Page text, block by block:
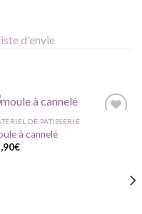
d'envie
DE PÂTISSERIE
à cannelé
€